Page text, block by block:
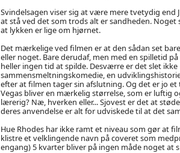
Svindelsagen viser sig at være mere tvetydig end
at stå ved det som trods alt er sandheden.
at lykken er lige om hjørnet.
Det mærkelige ved filmen er at den sådan set
eller noget. Bare derudaf, men med en spilletid
heller ingen tid at spilde. Desværre er det slet
sammensmeltningskomedie, en
efter at filmen tager sin afslutning. Og det er jo
Vegas bliver en mærkelig størrelse, som er luftig
lærerig? Næ, hverken eller... Sjovest er det at
deres anvendelse er alt for udviskede til at det
Hue Rhodes har ikke ramt et niveau som gør at
klistre et velklingende navn på coveret som
engang) 5 kvarter bliver på ingen måde noget at